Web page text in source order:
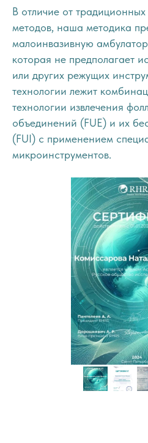
В отличие от традиционных
методов, наша методика
малоинвазивную
которая не предполагает
или других режущих
технологии лежит
технологии извлечения
объединений (FUE) и их
(FUI) с применением
микроинструментов.